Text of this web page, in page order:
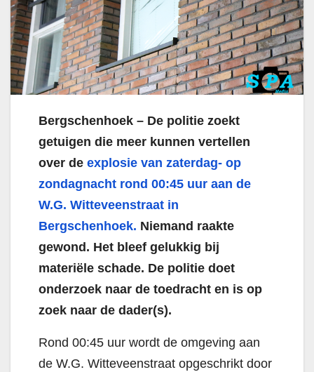
Bergschenhoek – De politie zoekt
getuigen die meer kunnen vertellen
over de explosie van zaterdag- op
zondagnacht rond 00:45 uur aan de
W.G. Witteveenstraat in
Bergschenhoek. Niemand raakte
gewond. Het bleef gelukkig bij
materiële schade. De politie doet
onderzoek naar de toedracht en is op
zoek naar de dader(s).
Rond 00:45 uur wordt de omgeving aan
de W.G. Witteveenstraat opgeschrikt door